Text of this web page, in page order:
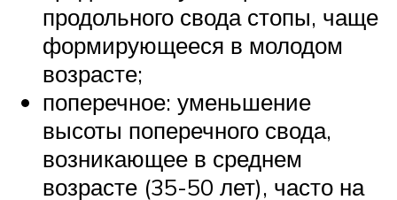
продольного свода стопы, чаще
формирующееся в молодом
возрасте;
поперечное: уменьшение
высоты поперечного свода,
возникающее в среднем
возрасте (35-50 лет), часто на